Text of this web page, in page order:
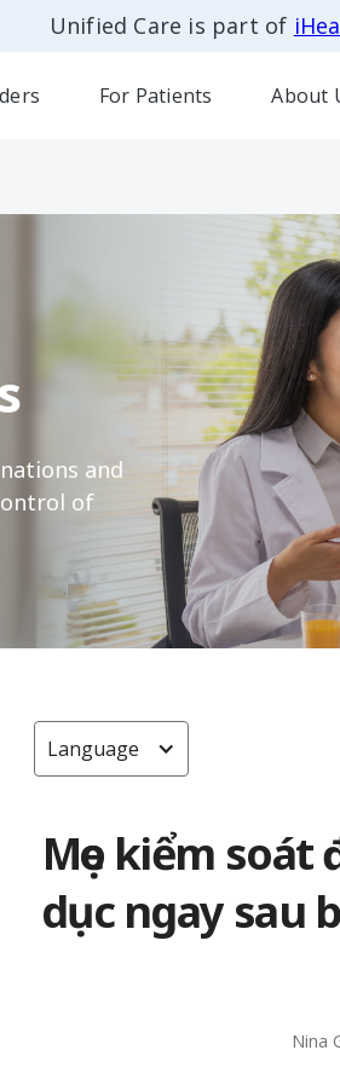
Unified Care is part of
For Patients About
and
of
Language
Mẹo kiểm
dục ngay sau
Nina